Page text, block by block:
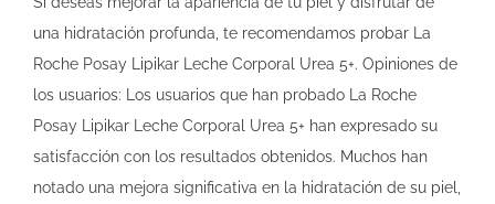
una hidratación profunda, te recomendamos probar La
Roche Posay Lipikar Leche Corporal Urea 5+. Opiniones de
los usuarios: Los usuarios que han probado La Roche
Posay Lipikar Leche Corporal Urea 5+ han expresado su
satisfacción con los resultados obtenidos. Muchos han
notado una mejora significativa en la hidratación de su piel,